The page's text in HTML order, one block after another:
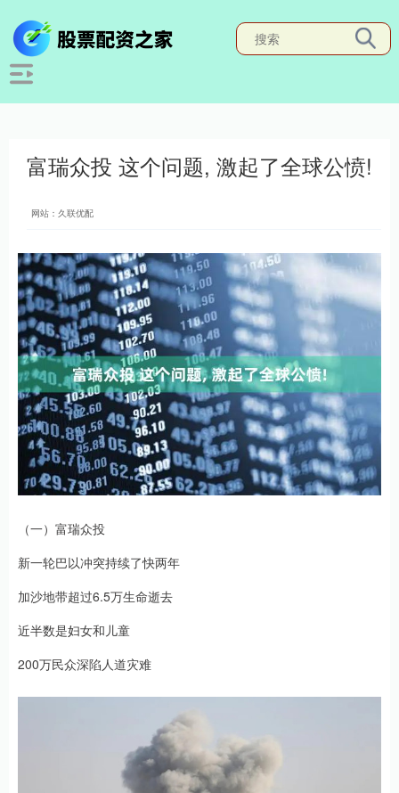
富瑞众投 这个问题, 激起了全球公愤!
网站：久联优配
（一）富瑞众投
新一轮巴以冲突持续了快两年
加沙地带超过6.5万生命逝去
近半数是妇女和儿童
200万民众深陷人道灾难